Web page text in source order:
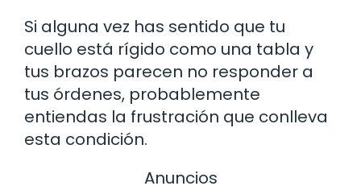
Si alguna vez has sentido que tu
cuello está rígido como una tabla y
tus brazos parecen no responder a
tus órdenes, probablemente
entiendas la frustración que conlleva
esta condición.
Anuncios